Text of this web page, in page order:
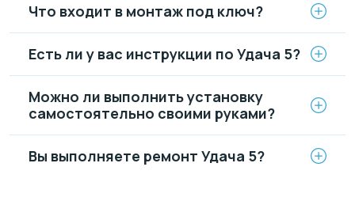
Что входит в монтаж под ключ?
Есть ли у вас инструкции по Удача 5?
Можно ли выполнить установку
самостоятельно своими руками?
Вы выполняете ремонт Удача 5?